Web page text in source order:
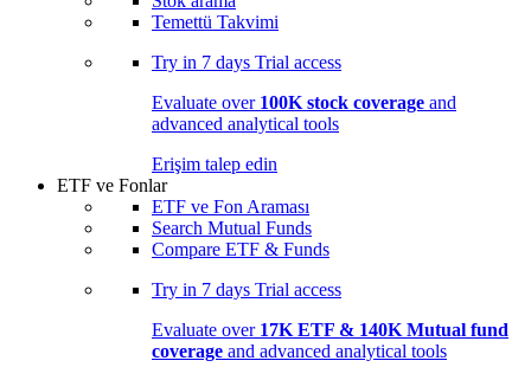
Temettü Takvimi
Try in 7 days Trial access
Evaluate over 100K stock coverage and
advanced analytical tools
Erişim talep edin
ETF ve Fonlar
ETF ve Fon Araması
Search Mutual Funds
Compare ETF & Funds
Try in 7 days Trial access
Evaluate over 17K ETF & 140K Mutual fund
coverage and advanced analytical tools